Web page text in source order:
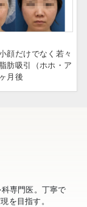
顔だけでなく若々
肪吸引（ホホ・ア
月後
専門医。丁寧で
を目指す。